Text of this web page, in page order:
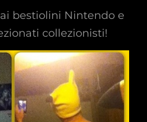
bestiolini Nintendo e
collezionisti!